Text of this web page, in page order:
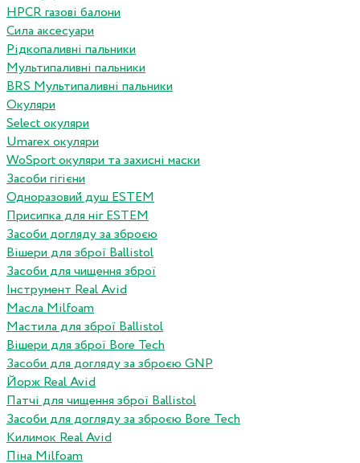
HPCR газові балони
Сила аксесуари
Рідкопаливні пальники
Мультипаливні пальники
BRS Мультипаливні пальники
Окуляри
Select окуляри
Umarex окуляри
WoSport окуляри та захисні маски
Засоби гігієни
Одноразовий душ ESTEM
Присипка для ніг ESTEM
Засоби догляду за зброєю
Вішери для зброї Ballistol
Засоби для чищення зброї
Інструмент Real Avid
Масла Milfoam
Мастила для зброї Ballistol
Вішери для зброї Bore Tech
Засоби для догляду за зброєю GNP
Йорж Real Avid
Патчі для чищення зброї Ballistol
Засоби для догляду за зброєю Bore Tech
Килимок Real Avid
Піна Milfoam